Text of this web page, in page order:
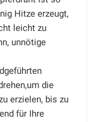
Hitze erzeugt,
leicht zu
unnötige
die
erzielen, bis zu
für Ihre